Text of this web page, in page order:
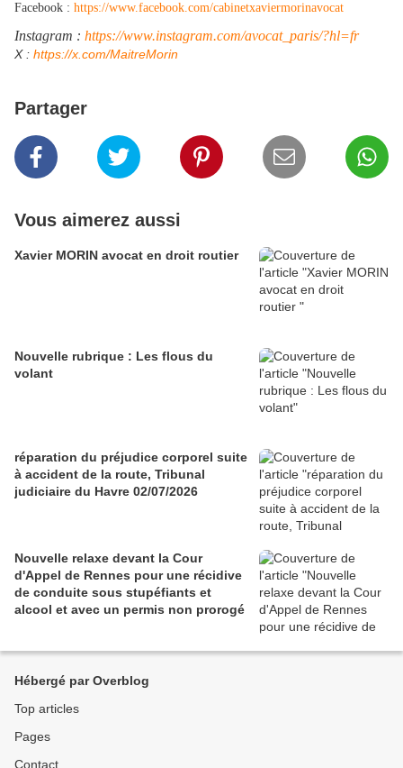
Facebook : https://www.facebook.com/cabinetxaviermorinavocat
Instagram : https://www.instagram.com/avocat_paris/?hl=fr
​X : https://x.com/MaitreMorin
Partager
Vous aimerez aussi
Xavier MORIN avocat en droit routier
Nouvelle rubrique : Les flous du
volant
réparation du préjudice corporel suite
à accident de la route, Tribunal
judiciaire du Havre 02/07/2026
Nouvelle relaxe devant la Cour
d'Appel de Rennes pour une récidive
de conduite sous stupéfiants et
alcool et avec un permis non prorogé
Hébergé par Overblog
Top articles
Pages
Contact